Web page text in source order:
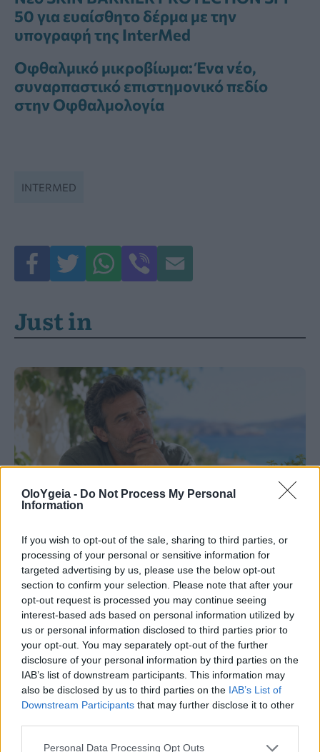
OloYgeia - Do Not Process My Personal
Information
If you wish to opt-out of the sale, sharing to third parties, or
processing of your personal or sensitive information for
targeted advertising by us, please use the below opt-out
section to confirm your selection. Please note that after your
opt-out request is processed you may continue seeing
interest-based ads based on personal information utilized by
us or personal information disclosed to third parties prior to
your opt-out. You may separately opt-out of the further
disclosure of your personal information by third parties on the
IAB’s list of downstream participants. This information may
also be disclosed by us to third parties on the IAB’s List of
Downstream Participants that may further disclose it to other
Personal Data Processing Opt Outs
50 για ευαίσθητο δέρμα με την
υπογραφή της InterMed
Οφθαλμικό μικροβίωμα: Ένα νέο,
συναρπαστικό επιστημονικό πεδίο
στην Οφθαλμολογία
INTERMED
Just in
ΠΟΤΕ ΕΙΝΑΙ ΑΠΑΡΑΙΤΗΤΟ
Αυξημένη χοληστερίνη: Πότε δεν είναι
αναγκαία τα φάρμακα; Τι έδειξε μελέτη
Η αυξημένη χοληστερίνη δεν σημαίνει πάντα ότι
χρειάζεται φαρμακευτική αγωγή, καθώς η
απόφαση βασίζεται στον συνολικό
καρδιαγγειακό κίνδυνο και σε άλλους